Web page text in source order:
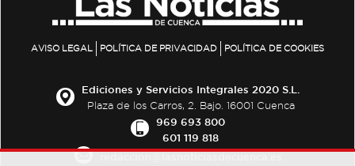
AVISO LEGAL POLÍTICA DE PRIVACIDAD POLÍTICA DE COOKIES
Ediciones y Servicios Integrales 2020 S.L.
Plaza de los Carros, 2. Bajo. 16001 Cuenca
969 693 800
601 119 818